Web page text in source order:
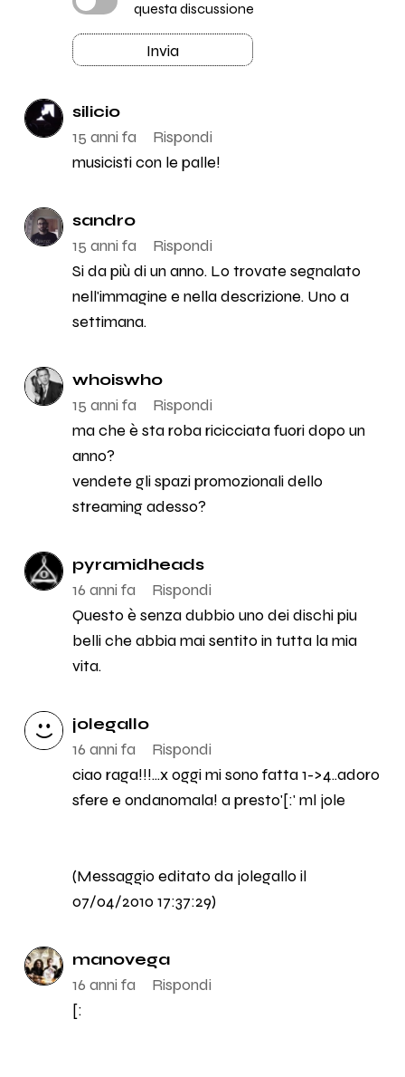
questa discussione
Invia
silicio
15 anni fa
Rispondi
musicisti con le palle!
sandro
15 anni fa
Rispondi
Si da più di un anno. Lo trovate segnalato
nell'immagine e nella descrizione. Uno a
settimana.
whoiswho
15 anni fa
Rispondi
ma che è sta roba ricicciata fuori dopo un
anno?
vendete gli spazi promozionali dello
streaming adesso?
pyramidheads
16 anni fa
Rispondi
Questo è senza dubbio uno dei dischi piu
belli che abbia mai sentito in tutta la mia
vita.
jolegallo
16 anni fa
Rispondi
ciao raga!!!...x oggi mi sono fatta 1->4..adoro
sfere e ondanomala! a presto'[:' ml jole
(Messaggio editato da jolegallo il
07/04/2010 17:37:29)
manovega
16 anni fa
Rispondi
[: